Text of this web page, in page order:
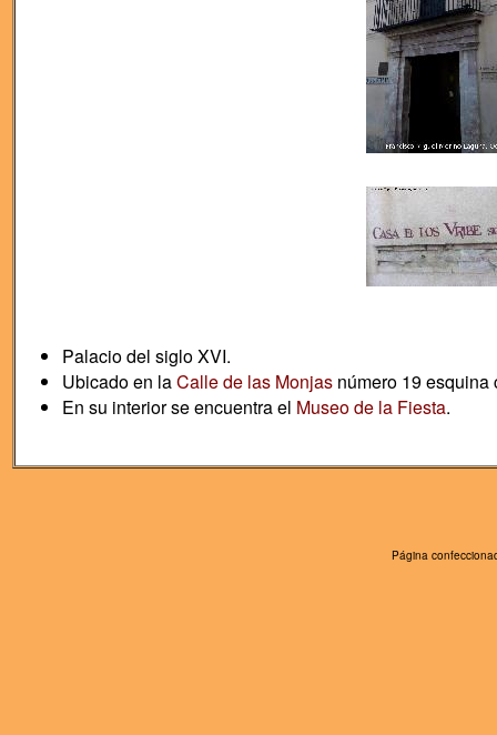
Palacio del siglo XVI.
Ubicado en laCalle de las Monjas número 19
En su interior se encuentra el Museo de la Fiesta.
Página